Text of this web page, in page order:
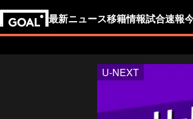
最新ニュース移籍情報試合速報
U-NEXT